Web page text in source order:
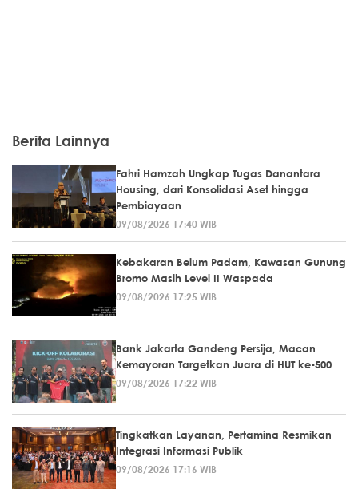
Berita Lainnya
Fahri Hamzah Ungkap Tugas Danantara
Housing, dari Konsolidasi Aset hingga
Pembiayaan
09/08/2026 17:40 WIB
Kebakaran Belum Padam, Kawasan Gunung
Bromo Masih Level II Waspada
09/08/2026 17:25 WIB
Bank Jakarta Gandeng Persija, Macan
Kemayoran Targetkan Juara di HUT ke-500
09/08/2026 17:22 WIB
Tingkatkan Layanan, Pertamina Resmikan
Integrasi Informasi Publik
09/08/2026 17:16 WIB